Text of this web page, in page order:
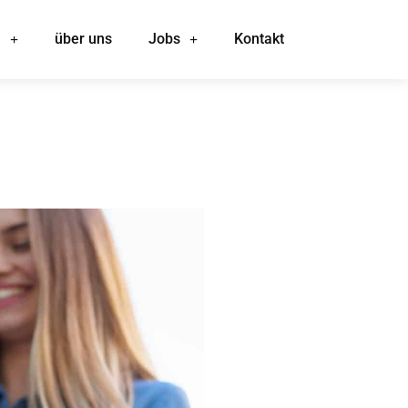
über uns Jobs Kontakt